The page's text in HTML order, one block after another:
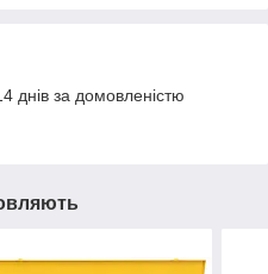
днів за домовленістю